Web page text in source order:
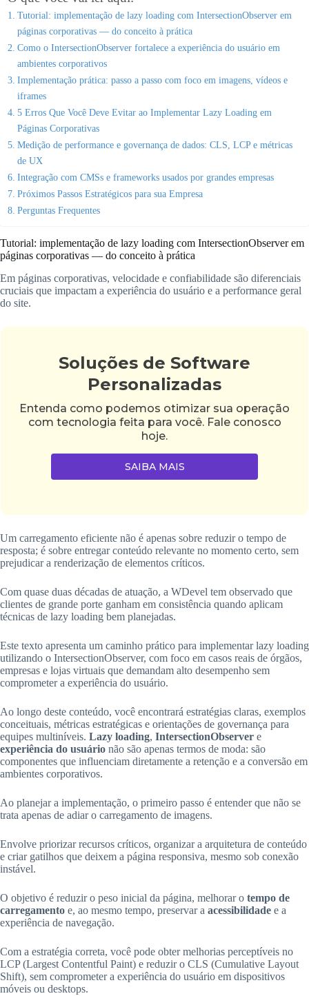
Tutorial: implementação de lazy loading com IntersectionObserver em
páginas corporativas — do conceito à prática
Como o IntersectionObserver fortalece a experiência do usuário em
ambientes corporativos
Implementação prática: passo a passo com foco em imagens, vídeos e
iframes
5 Erros Que Você Deve Evitar ao Implementar Lazy Loading em
Páginas Corporativas
Medição de performance e governança de dados: CLS, LCP e métricas
de UX
Integração com CMSs e frameworks usados por grandes empresas
Próximos Passos Estratégicos para sua Empresa
Perguntas Frequentes
Tutorial: implementação de lazy loading com IntersectionObserver em
páginas corporativas — do conceito à prática
Em páginas corporativas, velocidade e confiabilidade são diferenciais
cruciais que impactam a experiência do usuário e a performance geral
do site.
Soluções de Software
Personalizadas
Entenda como podemos otimizar sua operação
com tecnologia feita para você. Fale conosco
hoje.
SAIBA MAIS
Um carregamento eficiente não é apenas sobre reduzir o tempo de
resposta; é sobre entregar conteúdo relevante no momento certo, sem
prejudicar a renderização de elementos críticos.
Com quase duas décadas de atuação, a WDevel tem observado que
clientes de grande porte ganham em consistência quando aplicam
técnicas de lazy loading bem planejadas.
Este texto apresenta um caminho prático para implementar lazy loading
utilizando o IntersectionObserver, com foco em casos reais de órgãos,
empresas e lojas virtuais que demandam alto desempenho sem
comprometer a experiência do usuário.
Ao longo deste conteúdo, você encontrará estratégias claras, exemplos
conceituais, métricas estratégicas e orientações de governança para
equipes multiníveis. Lazy loading, IntersectionObserver e
experiência do usuário não são apenas termos de moda: são
componentes que influenciam diretamente a retenção e a conversão em
ambientes corporativos.
Ao planejar a implementação, o primeiro passo é entender que não se
trata apenas de adiar o carregamento de imagens.
Envolve priorizar recursos críticos, organizar a arquitetura de conteúdo
e criar gatilhos que deixem a página responsiva, mesmo sob conexão
instável.
O objetivo é reduzir o peso inicial da página, melhorar o tempo de
carregamento e, ao mesmo tempo, preservar a acessibilidade e a
experiência de navegação.
Com a estratégia correta, você pode obter melhorias perceptíveis no
LCP (Largest Contentful Paint) e reduzir o CLS (Cumulative Layout
Shift), sem comprometer a experiência do usuário em dispositivos
móveis ou desktops.